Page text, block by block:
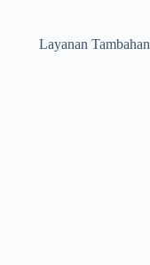
Layanan Tambahan